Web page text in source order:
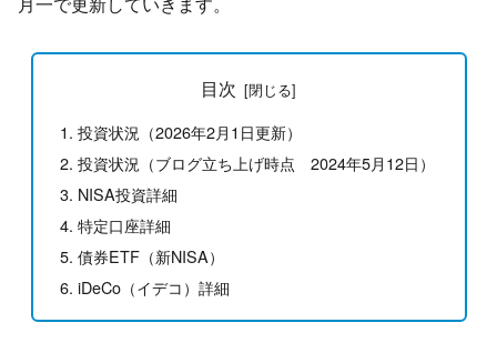
目次
投資状況（2026年2月1日更新）
投資状況（ブログ立ち上げ時点 2024年5月12日）
NISA投資詳細
特定口座詳細
債券ETF（新NISA）
iDeCo（イデコ）詳細